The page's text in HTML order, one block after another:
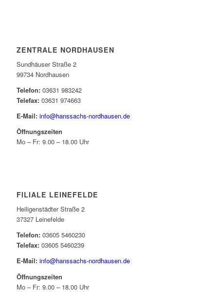
ZENTRALE NORDHAUSEN
Sundhäuser Straße 2
99734 Nordhausen
Telefon:03631 983242
Telefax:03631 974663
E-Mail: info@hanssachs-nordhausen.de
Öffnungszeiten
Mo – Fr: 9.00 – 18.00 Uhr
FILIALE LEINEFELDE
Heiligenstädter Straße 2
37327 Leinefelde
Telefon:03605 5460230
Telefax:03605 5460239
E-Mail: info@hanssachs-nordhausen.de
Öffnungszeiten
Mo – Fr: 9.00 – 18.00 Uhr